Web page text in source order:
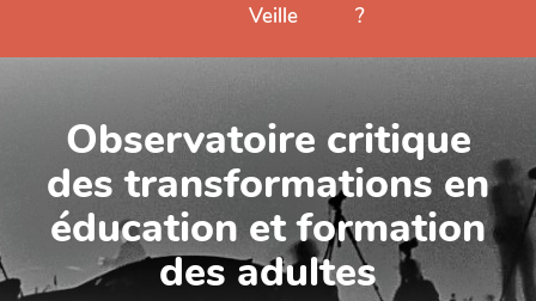
Veille
?
Observatoire critique
des transformations en
éducation et formation
des adultes